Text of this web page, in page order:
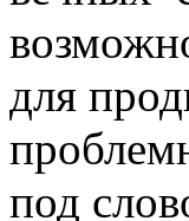
для
под